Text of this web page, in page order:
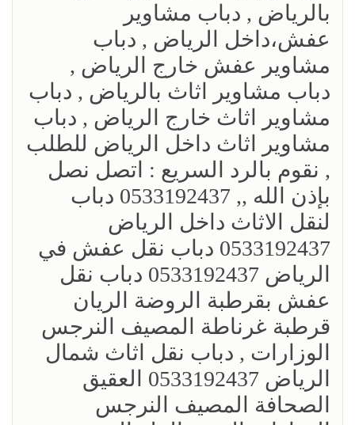
بالرياض , دباب مشاوير
عفش،داخل الرياض , دباب
مشاوير عفش خارج الرياض ,
دباب مشاوير اثاث بالرياض , دباب
مشاوير اثاث خارج الرياض , دباب
مشاوير اثاث داخل الرياض للطلب
, نقوم بالرد السريع : اتصل نصل
بإذن الله ,, 0533192437 دباب
لنقل الاثاث داخل الرياض
0533192437 دباب نقل عفش في
الرياض 0533192437 دباب نقل
عفش بقرطبة الروضة الريان
قرطبة غرناطة المصيف النرجس
الوزارات , دباب نقل اثاث شمال
الرياض 0533192437 العقيق
الصحافة المصيف النرجس